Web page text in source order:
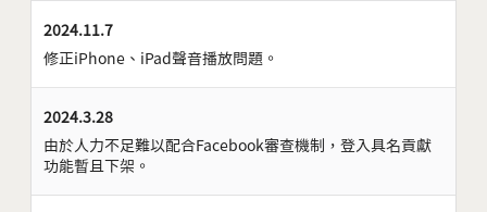
2024.11.7
修正iPhone、iPad聲音播放問題。
2024.3.28
由於人力不足難以配合Facebook審查機制，登入具名貢獻
功能暫且下架。